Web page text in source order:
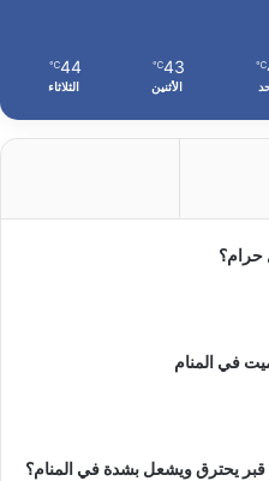
℃
43
℃
الأثنين
44
℃
الثلاثاء
حرام؟
في المنام